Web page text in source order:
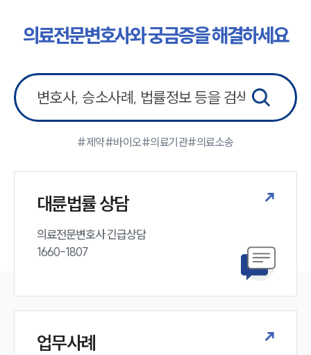
의료전문변호사와 궁금증을 해결하세요
#제약#바이오#의료기관#의료소송
대륜법률 상담
의료전문변호사 긴급상담
1660-1807
업무사례